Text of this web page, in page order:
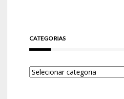
CATEGORIAS